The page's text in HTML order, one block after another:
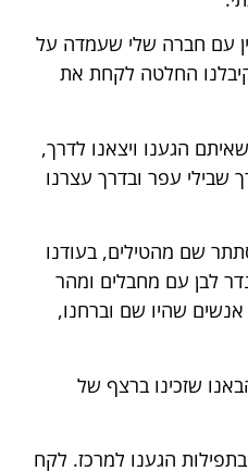
עם חברה שלי שעמדה על
החלטה לקחת את
הגענו ויצאנו לדרך,
שבילי עפר ובדרך עצרנו
שם מהטילים, בעודנו
לבן עם מחבלים ומהר
שהיו שם וברחנו,
שזכינו ברצף של
הגענו למרכז. לקח